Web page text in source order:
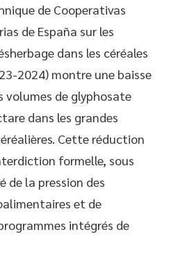
de Cooperativas
de España sur les
dans les céréales
2024) montre une baisse
volumes de glyphosate
dans les grandes
Cette réduction
formelle, sous
de la pression des
et de
intégrés de